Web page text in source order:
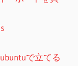
で立てる